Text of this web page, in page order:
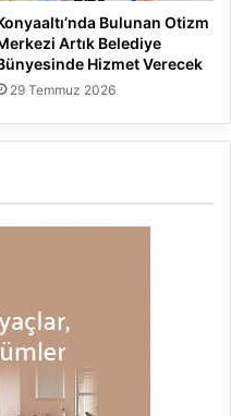
Bulunan Otizm
Artık Belediye
Hizmet Verecek
29 Temmuz 2026